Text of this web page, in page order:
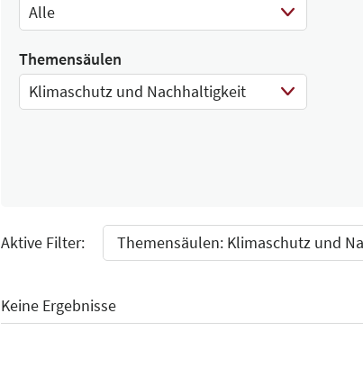
Alle
Select Input
Themensäulen
Klimaschutz und Nachhaltigkeit
Aktive Filter:
Themensäulen: Klimaschutz und
Keine Ergebnisse